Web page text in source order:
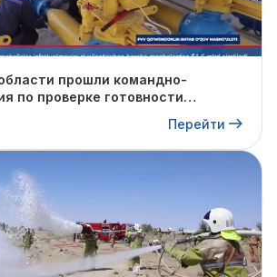
прошли командно-
по проверке готовности
сезону.
Перейти